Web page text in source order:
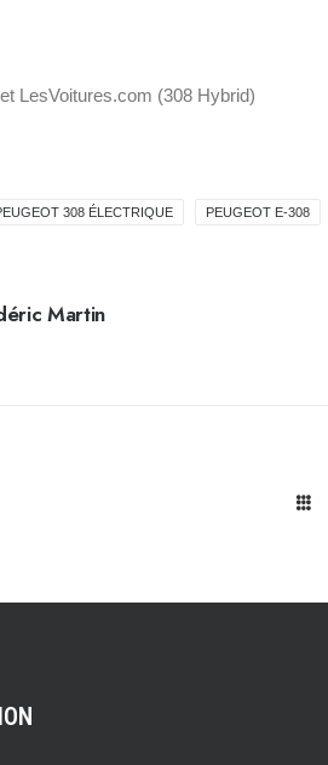
LesVoitures.com (308 Hybrid)
308 ÉLECTRIQUE PEUGEOT E-308
Martin